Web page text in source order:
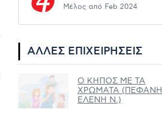
Μέλος από Feb 2024
ΆΛΛΕΣ ΕΠΙΧΕΙΡΉΣΕΙΣ
Ο ΚΗΠΟΣ ΜΕ ΤΑ
ΧΡΩΜΑΤΑ (ΠΕΦΑΝΗ
ΕΛΕΝΗ Ν.)